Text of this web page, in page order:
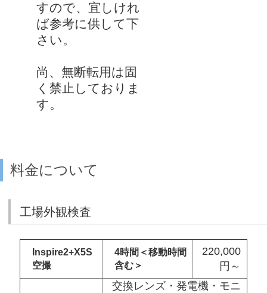
すので、宜しけれ
ば参考に供して下
さい。
尚、無断転用は固
く禁止しておりま
す。
料金について
工場外観検査
Inspire2+X5S
空撮
4時間＜移動時間
含む＞
220,000
円～
交換レンズ・発電機・モニ